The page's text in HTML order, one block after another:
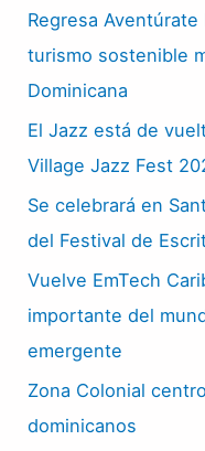
Regresa
turismo sostenible
Dominicana
El Jazz está de
Village Jazz Fest
Se celebrará en
del Festival de
Vuelve EmTech
importante del
emergente
Zona Colonial
dominicanos